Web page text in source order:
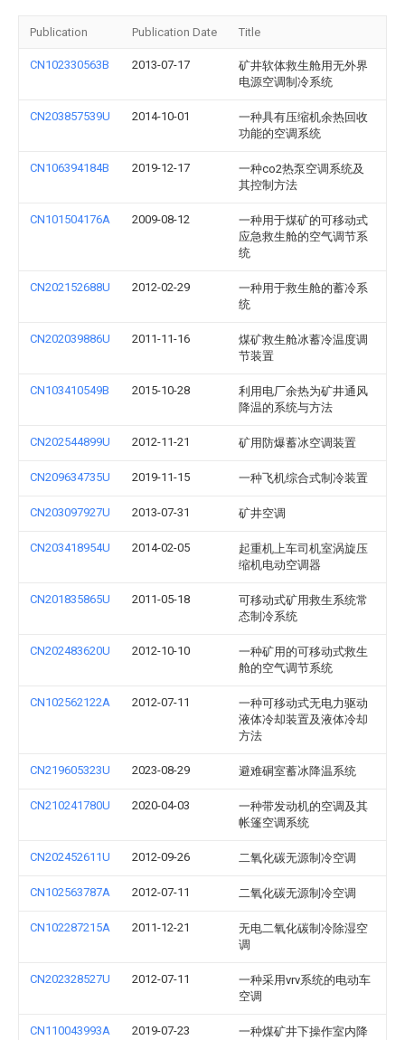
Publication Publication Date Title
CN102330563B 2013-07-17
矿井软体救生舱用无外界
电源空调制冷系统
CN203857539U 2014-10-01
一种具有压缩机余热回收
功能的空调系统
CN106394184B 2019-12-17
一种co2热泵空调系统及
其控制方法
CN101504176A 2009-08-12
一种用于煤矿的可移动式
应急救生舱的空气调节系
统
CN202152688U 2012-02-29
一种用于救生舱的蓄冷系
统
CN202039886U 2011-11-16
煤矿救生舱冰蓄冷温度调
节装置
CN103410549B 2015-10-28
利用电厂余热为矿井通风
降温的系统与方法
CN202544899U 2012-11-21 矿用防爆蓄冰空调装置
CN209634735U 2019-11-15 一种飞机综合式制冷装置
CN203097927U 2013-07-31 矿井空调
CN203418954U 2014-02-05
起重机上车司机室涡旋压
缩机电动空调器
CN201835865U 2011-05-18
可移动式矿用救生系统常
态制冷系统
CN202483620U 2012-10-10
一种矿用的可移动式救生
舱的空气调节系统
CN102562122A 2012-07-11
一种可移动式无电力驱动
液体冷却装置及液体冷却
方法
CN219605323U 2023-08-29 避难硐室蓄冰降温系统
CN210241780U 2020-04-03
一种带发动机的空调及其
帐篷空调系统
CN202452611U 2012-09-26 二氧化碳无源制冷空调
CN102563787A 2012-07-11 二氧化碳无源制冷空调
CN102287215A 2011-12-21
无电二氧化碳制冷除湿空
调
CN202328527U 2012-07-11
一种采用vrv系统的电动车
空调
CN110043993A 2019-07-23
一种煤矿井下操作室内降